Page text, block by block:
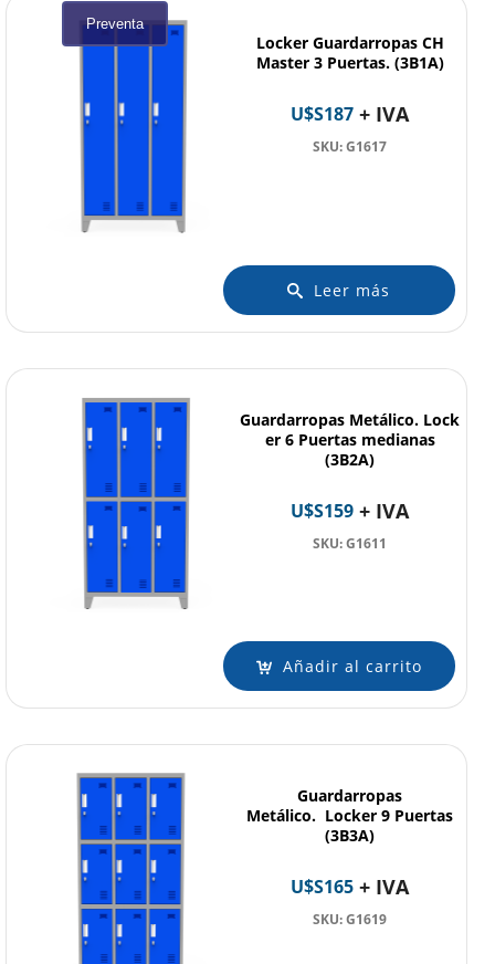
Locker Guardarropas CH
Master 3 Puertas. (3B1A)
Preventa
U$S187 + IVA
SKU: G1617
Leer más
Guardarropas Metálico. Lock
er 6 Puertas medianas
(3B2A)
U$S159 + IVA
SKU: G1611
Añadir al carrito
Guardarropas
Metálico. Locker 9 Puertas
(3B3A)
U$S165 + IVA
SKU: G1619